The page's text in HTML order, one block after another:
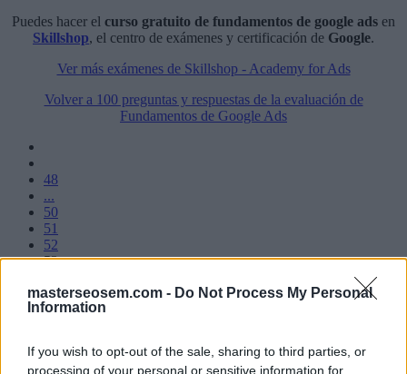
masterseosem.com - Do Not Process My Personal
Information
If you wish to opt-out of the sale, sharing to third parties, or
processing of your personal or sensitive information for
Puedes hacer el curso gratuito de fundamentos de google ads en
Skillshop, el centro de exámenes y certificación de Google.
Ver más exámenes de Skillshop - Academy for Ads
Volver a 100 preguntas y respuestas de la evaluación de
Fundamentos de Google Ads
48
...
50
51
52
53
...
56